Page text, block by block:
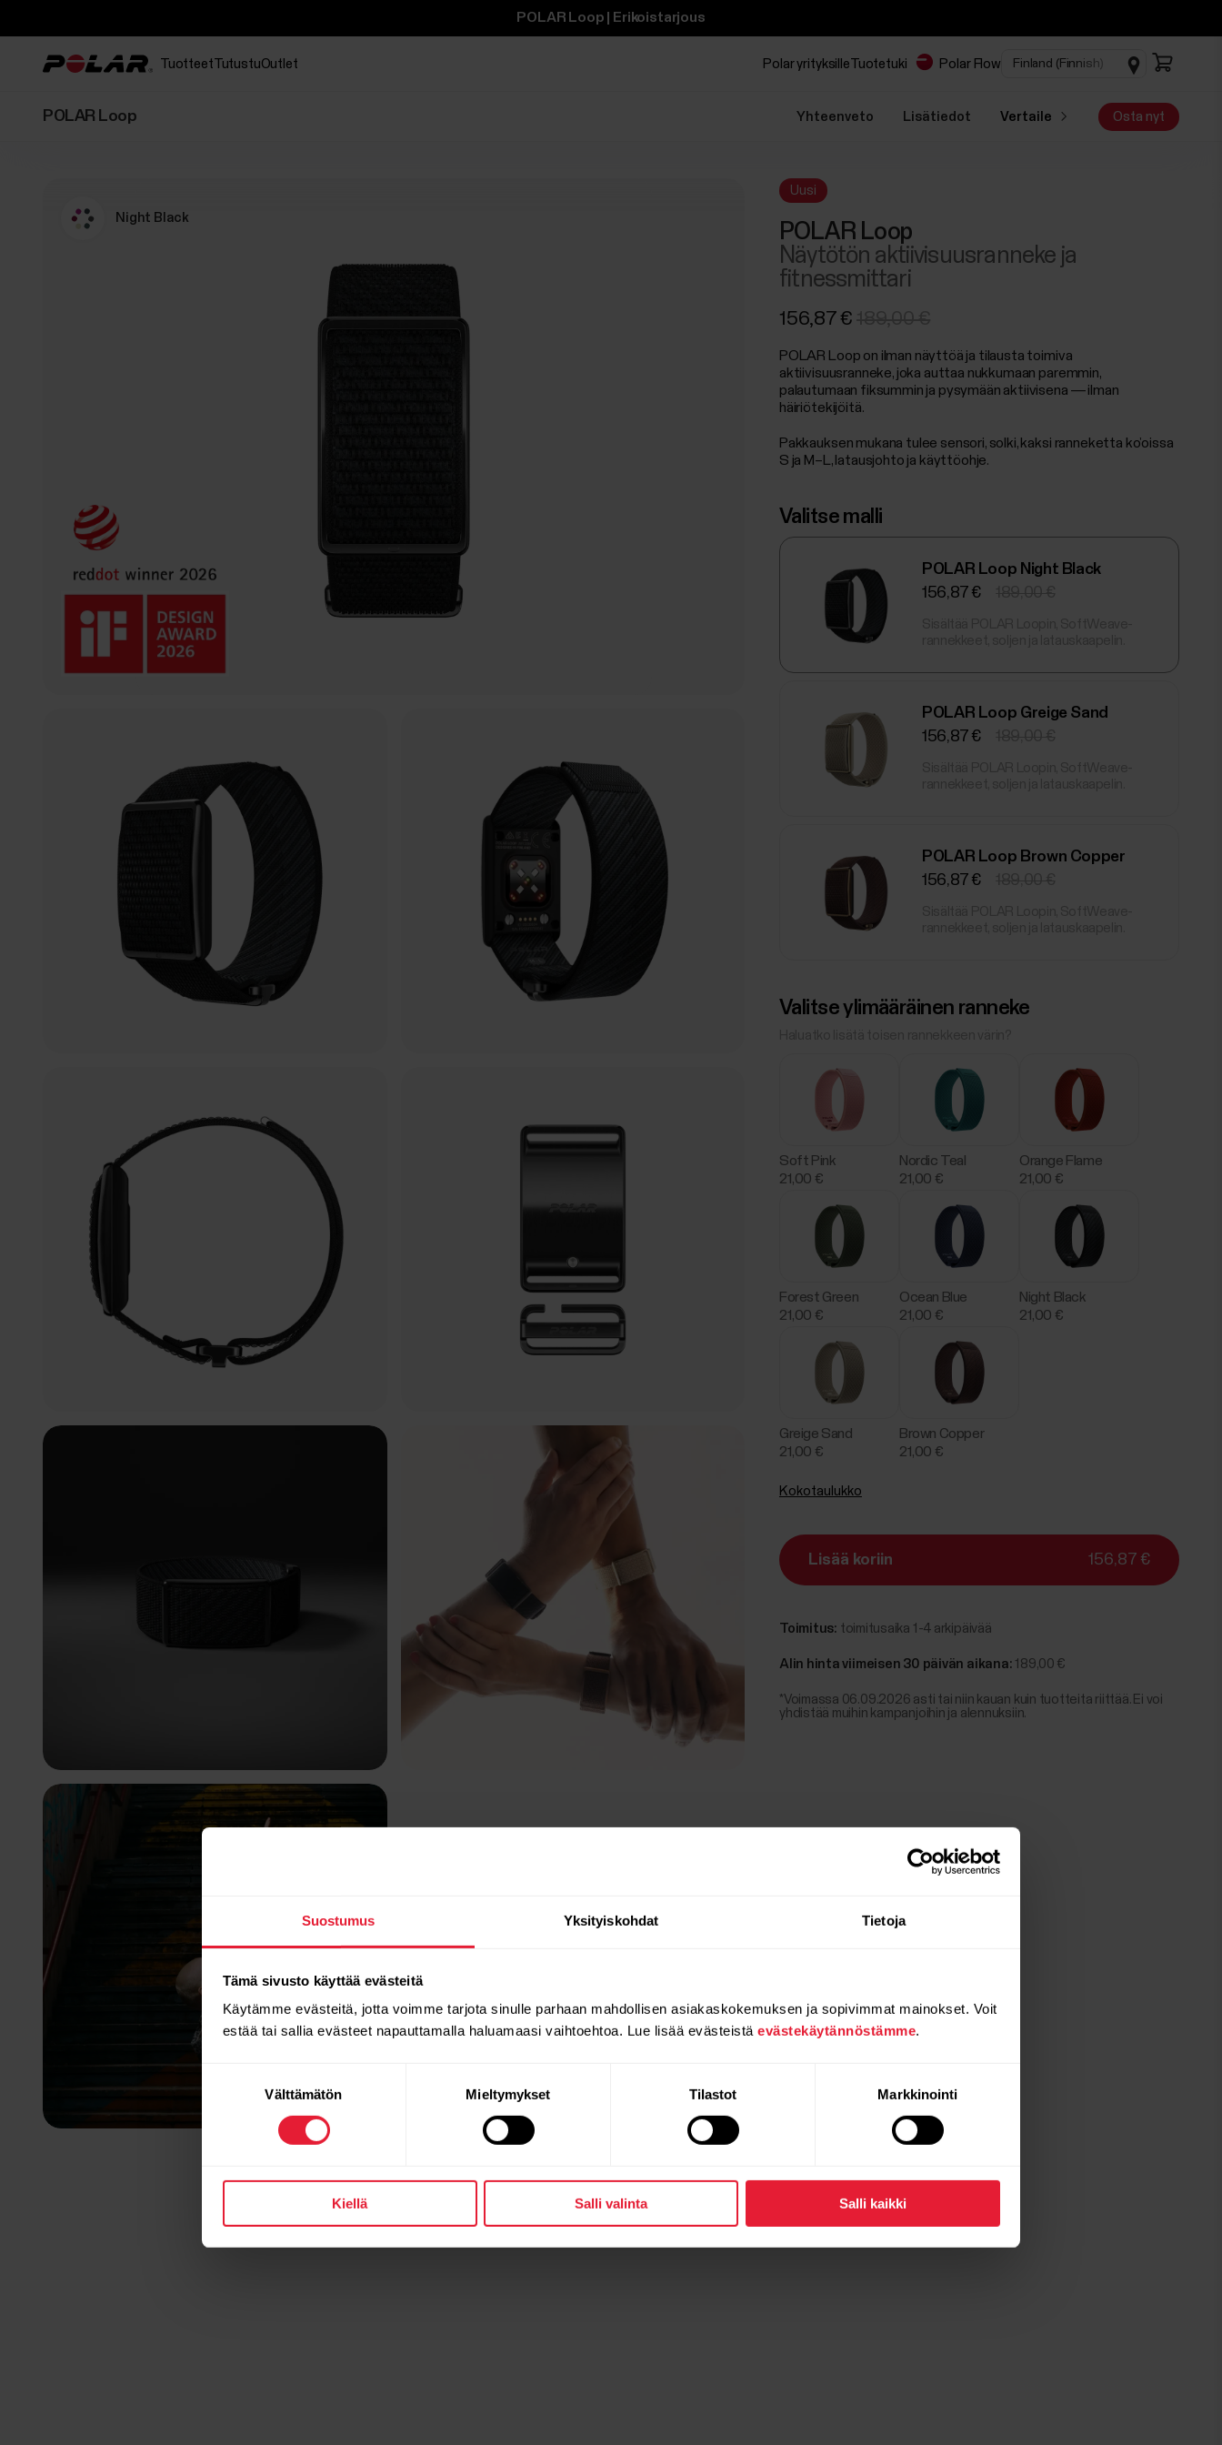
Suostumus Yksityiskohdat Tietoja
Tämä sivusto käyttää evästeitä
Käytämme evästeitä, jotta voimme tarjota sinulle parhaan mahdollisen asiakaskokemuksen ja sopivimmat mainokset. Voit
estää tai sallia evästeet napauttamalla haluamaasi vaihtoehtoa. Lue lisää evästeistä evästekäytännöstämme.
Välttämätön Mieltymykset Tilastot Markkinointi
Kiellä Salli valinta Salli kaikki
POLAR Loop | Erikoistarjous
TuotteetTutustuOutlet Polar yrityksilleTuotetuki Polar Flow
POLAR Loop Yhteenveto Lisätiedot Vertaile Osta nyt
Night Black
Uusi
POLAR Loop
Näytötön aktiivisuusranneke ja
fitnessmittari
156,87 €
POLAR Loop on ilman näyttöä ja tilausta toimiva
aktiivisuusranneke, joka auttaa nukkumaan paremmin,
palautumaan fiksummin ja pysymään aktiivisena — ilman
häiriötekijöitä.
Pakkauksen mukana tulee sensori, solki, kaksi ranneketta ko’oissa
S ja M–L, latausjohto ja käyttöohje.
Valitse malli
POLAR Loop Night Black
156,87 €
POLAR Loop Greige Sand
156,87 €
POLAR Loop Brown Copper
156,87 €
Valitse ylimääräinen ranneke
Soft Pink
21,00 €
Nordic Teal
21,00 €
Orange Flame
21,00 €
Forest Green
21,00 €
Ocean Blue
21,00 €
Night Black
21,00 €
Greige Sand
21,00 €
Brown Copper
21,00 €
Kokotaulukko
Lisää koriin 156,87 €
Toimitus: toimitusaika 1-4 arkipäivää
Alin hinta viimeisen 30 päivän aikana: 189,00 €
*Voimassa 06.09.2026 asti tai niin kauan kuin tuotteita riittää. Ei voi
yhdistää muihin kampanjoihin ja alennuksiin.